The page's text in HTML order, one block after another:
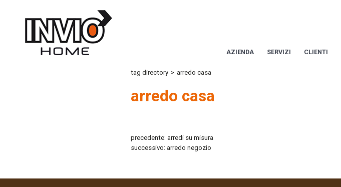
AZIENDA SERVIZI CLIENTI
tag directory > arredo casa
arredo casa
precedente: arredi su misura
successivo: arredo negozio